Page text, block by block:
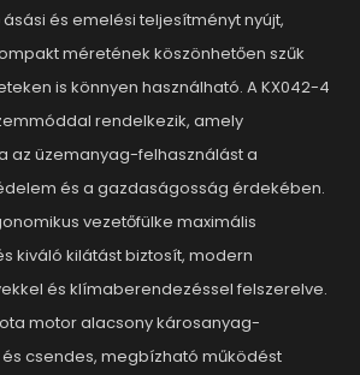
és emelési teljesítményt nyújt,
méretének köszönhetően szűk
is könnyen használható. A KX042-4
rendelkezik, amely
az üzemanyag-felhasználást a
és a gazdaságosság érdekében.
vezetőfülke maximális
kiváló kilátást biztosít, modern
és klímaberendezéssel felszerelve.
motor alacsony károsanyag-
csendes, megbízható működést